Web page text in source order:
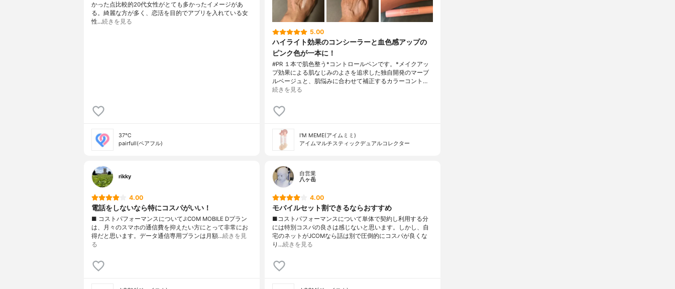
かった点比較的20代女性がとても多かったイメージがあ
る。綺麗な方が多く、恋活を目的でアプリを入れている女
性…続きを見る
37℃
pairfull(ペアフル)
5.00
ハイライト効果のコンシーラーと血色感アップの
ピンク色が一本に！
#PR １本で肌色整う*コントロールペンです。*メイクアッ
プ効果による肌なじみのよさを追求した独自開発のマーブ
ルベージュと、肌悩みに合わせて補正するカラーコント…
続きを見る
I'M MEME(アイムミミ)
アイムマルチスティックデュアルコレクター
rikky
4.00
電話をしないなら特にコスパがいい！
■ コストパフォーマンスについてJ:COM MOBILE Dプラン
は、月々のスマホの通信費を抑えたい方にとって非常にお
得だと思います。データ通信専用プランは月額…続きを見
る
自営業
八ヶ岳
4.00
モバイルセット割できるならおすすめ
■コストパフォーマンスについて単体で契約し利用する分
には特別コスパの良さは感じないと思います。しかし、自
宅のネットがJCOMなら話は別で圧倒的にコスパが良くな
り…続きを見る